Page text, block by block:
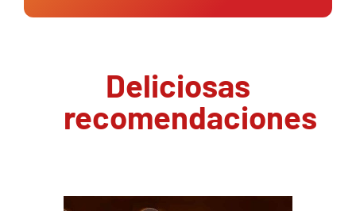
Deliciosas
recomendaciones